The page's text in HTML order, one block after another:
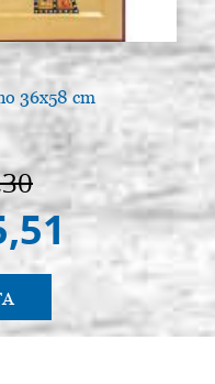
36x58 cm